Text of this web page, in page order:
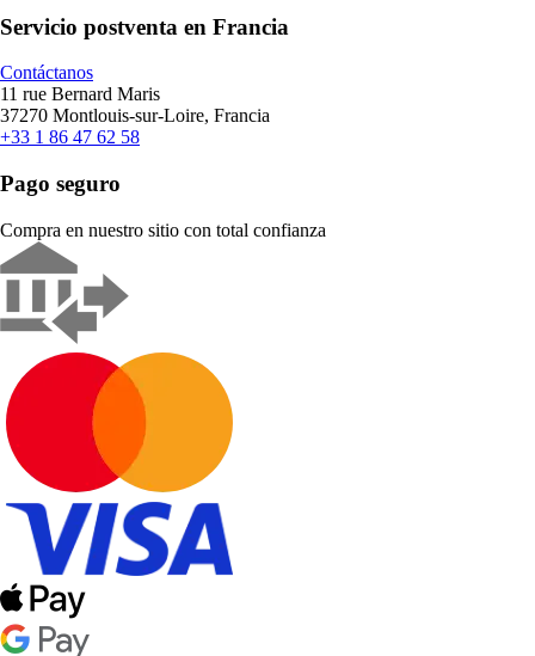
Servicio postventa en Francia
Contáctanos
11 rue Bernard Maris
37270 Montlouis-sur-Loire, Francia
+33 1 86 47 62 58
Pago seguro
Compra en nuestro sitio con total confianza